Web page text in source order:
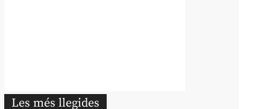
Les més llegides